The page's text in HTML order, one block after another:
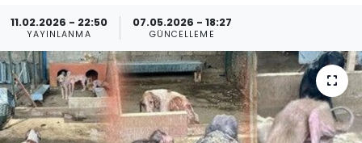
11.02.2026 - 22:50
YAYINLANMA
07.05.2026 - 18:27
GÜNCELLEME
Teknoloji
Resmi İlanlar
Yaşam
Künye
Gizlilik Sözleşmesi